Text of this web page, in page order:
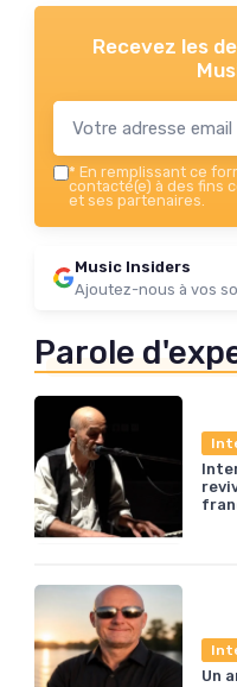
Recevez les
* En remplissant ce
contacté(e) à des fins
et ses partenaires.
Music Insiders
Ajoutez-nous à vos
Parole
Un